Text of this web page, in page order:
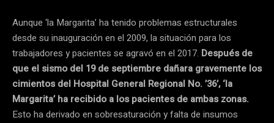
Aunque ‘la Margarita’ ha tenido problemas estructurales
desde su inauguración en el 2009, la situación para los
trabajadores y pacientes se agravó en el 2017. Después de
que el sismo del 19 de septiembre dañara gravemente los
cimientos del Hospital General Regional No. ’36’, ‘la
Margarita’ ha recibido a los pacientes de ambas zonas.
Esto ha derivado en sobresaturación y falta de insumos